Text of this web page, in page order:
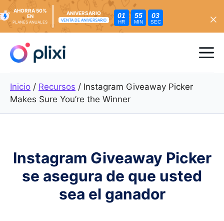
contenido
AHORRA 50%
EN
PLANES ANUALES
ANIVERSARIO
VENTA DE ANIVERSARIO
01
HR
55
MIN
01
SEC
Inicio / Recursos / Instagram Giveaway Picker
Makes Sure You’re the Winner
Instagram Giveaway Picker
se asegura de que usted
sea el ganador